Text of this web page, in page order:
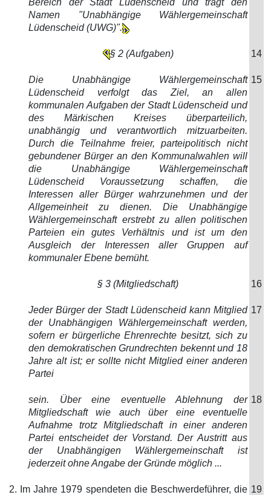
Bereich der Stadt Lüdenscheid und trägt den
Namen "Unabhängige Wählergemeinschaft
Lüdenscheid (UWG)".
§ 2 (Aufgaben) 14
Die Unabhängige Wählergemeinschaft
Lüdenscheid verfolgt das Ziel, an allen
kommunalen Aufgaben der Stadt Lüdenscheid und
des Märkischen Kreises überparteilich,
unabhängig und verantwortlich mitzuarbeiten.
Durch die Teilnahme freier, parteipolitisch nicht
gebundener Bürger an den Kommunalwahlen will
die Unabhängige Wählergemeinschaft
Lüdenscheid Voraussetzung schaffen, die
Interessen aller Bürger wahrzunehmen und der
Allgemeinheit zu dienen. Die Unabhängige
Wählergemeinschaft erstrebt zu allen politischen
Parteien ein gutes Verhältnis und ist um den
Ausgleich der Interessen aller Gruppen auf
kommunaler Ebene bemüht.
15
§ 3 (Mitgliedschaft) 16
Jeder Bürger der Stadt Lüdenscheid kann Mitglied
der Unabhängigen Wählergemeinschaft werden,
sofern er bürgerliche Ehrenrechte besitzt, sich zu
den demokratischen Grundrechten bekennt und 18
Jahre alt ist; er sollte nicht Mitglied einer anderen
Partei
17
sein. Über eine eventuelle Ablehnung der
Mitgliedschaft wie auch über eine eventuelle
Aufnahme trotz Mitgliedschaft in einer anderen
Partei entscheidet der Vorstand. Der Austritt aus
der Unabhängigen Wählergemeinschaft ist
jederzeit ohne Angabe der Gründe möglich ...
18
2. Im Jahre 1979 spendeten die Beschwerdeführer, die 19